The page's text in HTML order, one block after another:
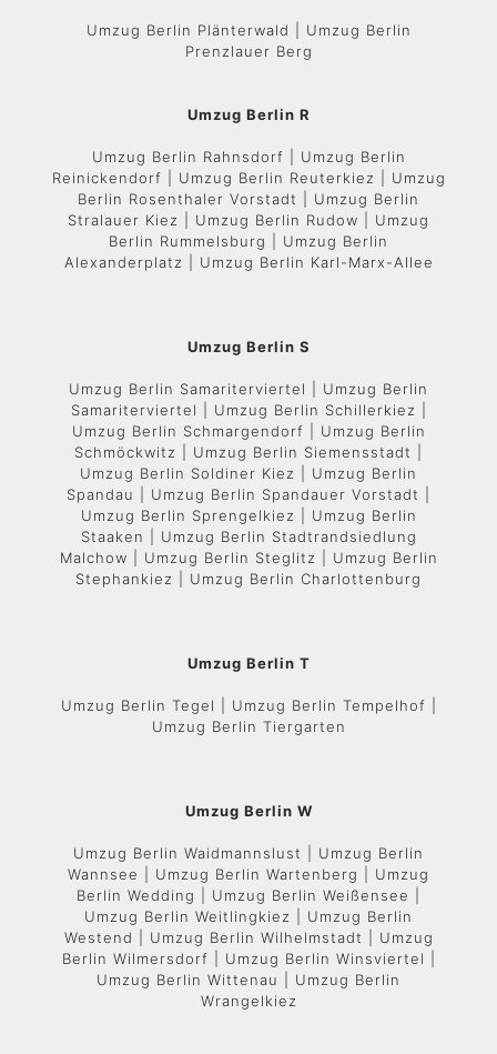
Umzug Berlin Plänterwald | Umzug Berlin
Prenzlauer Berg
Umzug Berlin R
Umzug Berlin Rahnsdorf | Umzug Berlin
Reinickendorf | Umzug Berlin Reuterkiez | Umzug
Berlin Rosenthaler Vorstadt | Umzug Berlin
Stralauer Kiez | Umzug Berlin Rudow | Umzug
Berlin Rummelsburg | Umzug Berlin
Alexanderplatz | Umzug Berlin Karl-Marx-Allee
Umzug Berlin S
Umzug Berlin Samariterviertel | Umzug Berlin
Samariterviertel | Umzug Berlin Schillerkiez |
Umzug Berlin Schmargendorf | Umzug Berlin
Schmöckwitz | Umzug Berlin Siemensstadt |
Umzug Berlin Soldiner Kiez | Umzug Berlin
Spandau | Umzug Berlin Spandauer Vorstadt |
Umzug Berlin Sprengelkiez | Umzug Berlin
Staaken | Umzug Berlin Stadtrandsiedlung
Malchow | Umzug Berlin Steglitz | Umzug Berlin
Stephankiez | Umzug Berlin Charlottenburg
Umzug Berlin T
Umzug Berlin Tegel | Umzug Berlin Tempelhof |
Umzug Berlin Tiergarten
Umzug Berlin W
Umzug Berlin Waidmannslust | Umzug Berlin
Wannsee | Umzug Berlin Wartenberg | Umzug
Berlin Wedding | Umzug Berlin Weißensee |
Umzug Berlin Weitlingkiez | Umzug Berlin
Westend | Umzug Berlin Wilhelmstadt | Umzug
Berlin Wilmersdorf | Umzug Berlin Winsviertel |
Umzug Berlin Wittenau | Umzug Berlin
Wrangelkiez